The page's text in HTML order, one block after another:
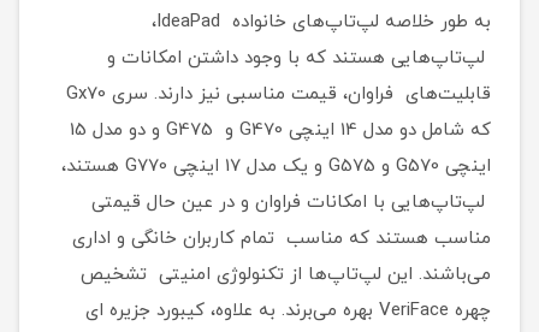
به طور خلاصه لپ‌تاپ‌های خانواده IdeaPad،
لپ‌تاپ‌هایی هستند که با وجود داشتن امکانات و
قابلیت‌های فراوان، قیمت مناسبی نیز دارند. سری Gx70
که شامل دو مدل 14 اینچی G470 و G475 و دو مدل 15
اینچی G570 و G575 و یک مدل 17 اینچی G770 هستند،
لپ‌تاپ‌هایی با امکانات فراوان و در عین حال قیمتی
مناسب هستند که مناسب تمام کاربران خانگی و اداری
می‌باشند. این لپ‌تاپ‌ها از تکنولوژی امنیتی تشخیص
چهره VeriFace بهره می‌برند. به علاوه، کیبورد جزیره ای